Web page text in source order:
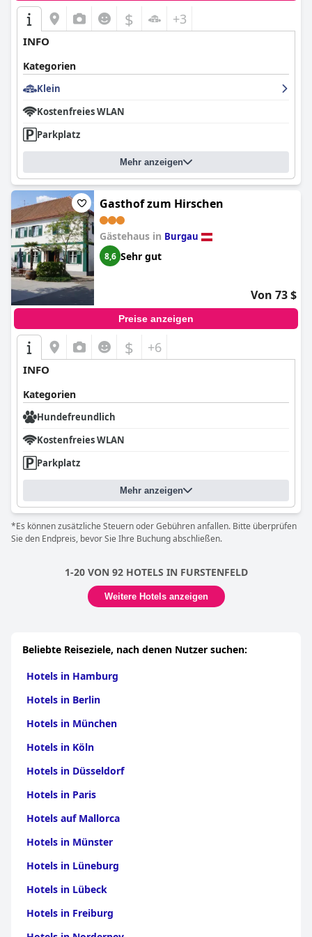
$ +3
INFO
Kategorien
Klein
Kostenfreies WLAN
Parkplatz
Mehr anzeigen
Gasthof zum Hirschen
Gästehaus in Burgau
8,6 Sehr gut
Von 73 $
Preise anzeigen
$ +6
INFO
Kategorien
Hundefreundlich
Kostenfreies WLAN
Parkplatz
Mehr anzeigen
*Es können zusätzliche Steuern oder Gebühren anfallen. Bitte überprüfen
Sie den Endpreis, bevor Sie Ihre Buchung abschließen.
1-20 VON 92 HOTELS IN FURSTENFELD
Weitere Hotels anzeigen
Beliebte Reiseziele, nach denen Nutzer suchen:
Hotels in Hamburg
Hotels in Berlin
Hotels in München
Hotels in Köln
Hotels in Düsseldorf
Hotels in Paris
Hotels auf Mallorca
Hotels in Münster
Hotels in Lüneburg
Hotels in Lübeck
Hotels in Freiburg